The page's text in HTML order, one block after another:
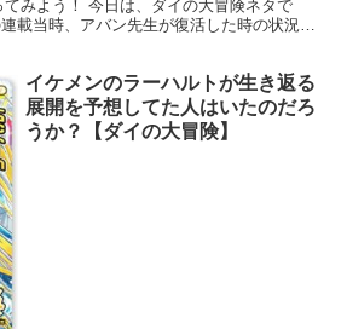
みよう！ 今日は、ダイの大冒険ネタで
載当時、アバン先生が復活した時の状況を
イケメンのラーハルトが生き返る
展開を予想してた人はいたのだろ
うか？【ダイの大冒険】